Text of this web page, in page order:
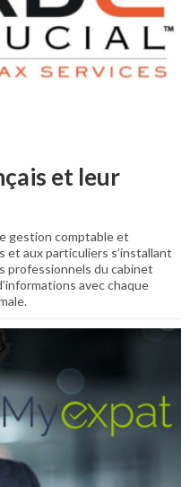
et leur
gestion comptable et
et aux particuliers s’installant
professionnels du cabinet
avec chaque